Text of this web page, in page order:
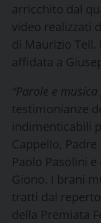
arricchito dal
video realizzati
di Maurizio
affidata a
“Parole e
testimonianze
indimenticabili
Cappello,
Paolo Pasolini
Giono. I brani
tratti dal
della Premiata